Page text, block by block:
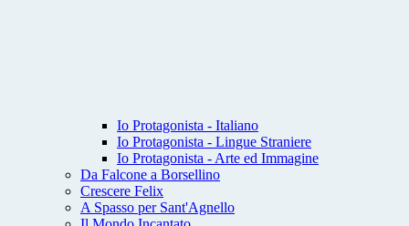
Io Protagonista - Italiano
Io Protagonista - Lingue Straniere
Io Protagonista - Arte ed Immagine
Da Falcone a Borsellino
Crescere Felix
A Spasso per Sant'Agnello